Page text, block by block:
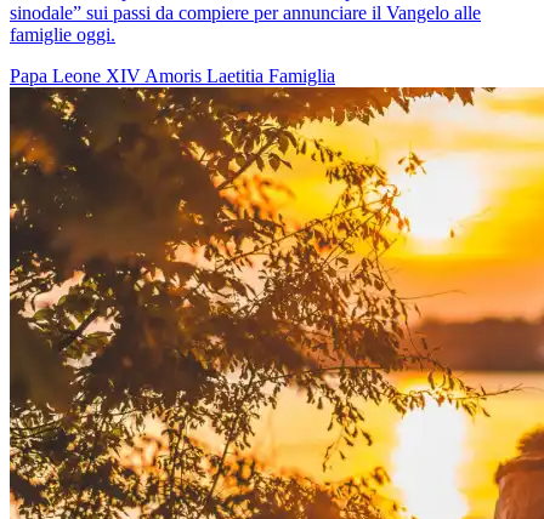
sinodale” sui passi da compiere per annunciare il Vangelo alle
famiglie oggi.
Papa Leone XIV Amoris Laetitia Famiglia